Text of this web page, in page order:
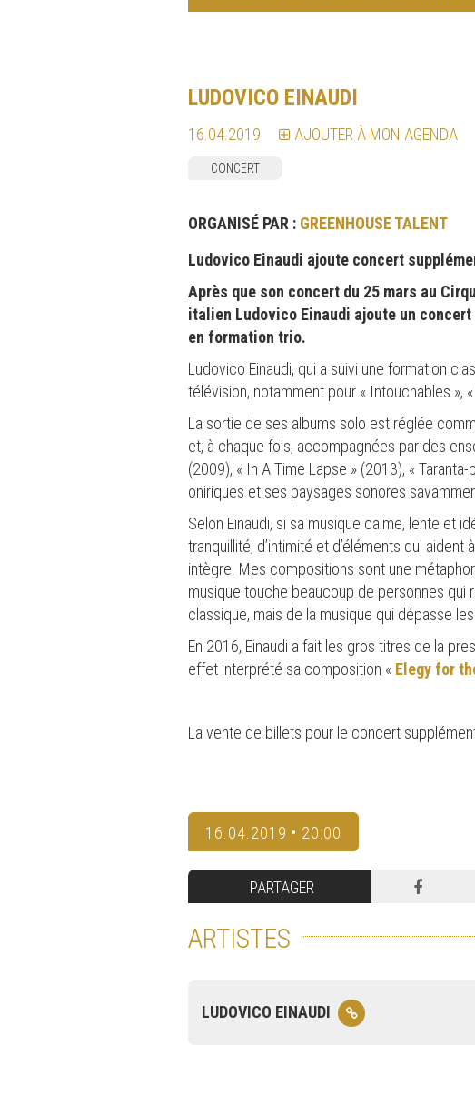
LUDOVICO EINAUDI
16.04.2019 AJOUTER À MON AGENDA
CONCERT
ORGANISÉ PAR : GREENHOUSE TALENT
Ludovico Einaudi ajoute concert
Après que son concert du 25 mars au
italien Ludovico Einaudi ajoute un
en formation trio.
Ludovico Einaudi, qui a suivi une formation
télévision, notamment pour « Intouchables »,
La sortie de ses albums solo est réglée
et, à chaque fois, accompagnées par des
(2009), « In A Time Lapse » (2013), «
oniriques et ses paysages sonores
Selon Einaudi, si sa musique calme, lente et
tranquillité, d’intimité et d’éléments qui
intègre. Mes compositions sont une
musique touche beaucoup de personnes
classique, mais de la musique qui dépasse
En 2016, Einaudi a fait les gros titres de la
effet interprété sa composition « Elegy for
La vente de billets pour le concert
16.04.2019 • 20:00
PARTAGER
ARTISTES
LUDOVICO EINAUDI